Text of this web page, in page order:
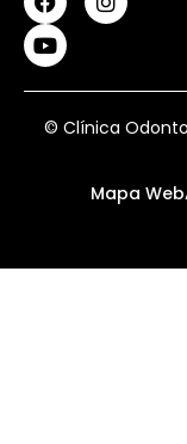
© Clínica
Mapa Web